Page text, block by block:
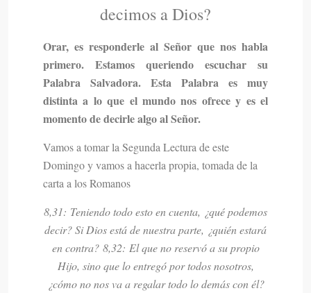
decimos a Dios?
Orar, es responderle al Señor que nos habla
primero. Estamos queriendo escuchar su
Palabra Salvadora. Esta Palabra es muy
distinta a lo que el mundo nos ofrece y es el
momento de decirle algo al Señor.
Vamos a tomar la Segunda Lectura de este
Domingo y vamos a hacerla propia, tomada de la
carta a los Romanos
8,31: Teniendo todo esto en cuenta, ¿qué podemos
decir? Si Dios está de nuestra parte, ¿quién estará
en contra? 8,32: El que no reservó a su propio
Hijo, sino que lo entregó por todos nosotros,
¿cómo no nos va a regalar todo lo demás con él?